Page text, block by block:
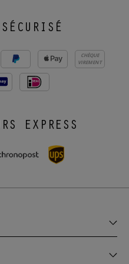
CHÈQUE
VIREMENT
EXPRESS